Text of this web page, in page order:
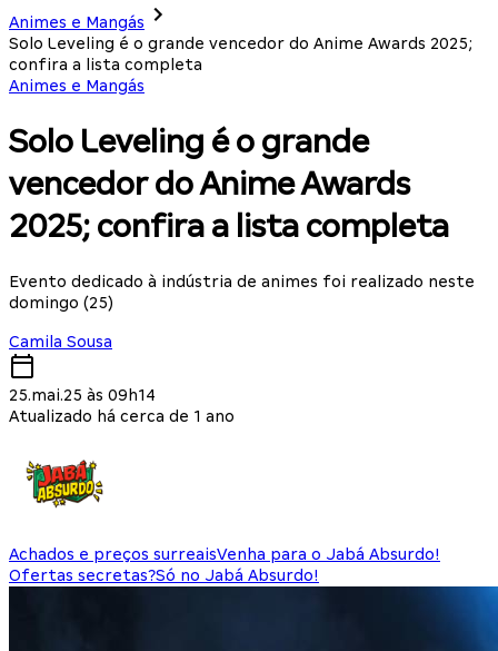
Animes e Mangás
Solo Leveling é o grande vencedor do Anime Awards 2025;
confira a lista completa
Animes e Mangás
Solo Leveling é o grande
vencedor do Anime Awards
2025; confira a lista completa
Evento dedicado à indústria de animes foi realizado neste
domingo (25)
Camila Sousa
25.mai.25 às 09h14
Atualizado há cerca de 1 ano
Achados e preços surreaisVenha para o Jabá Absurdo!
Ofertas secretas?Só no Jabá Absurdo!